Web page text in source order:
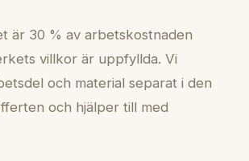
är 30 % av arbetskostnaden
villkor är uppfyllda. Vi
och material separat i den
och hjälper till med